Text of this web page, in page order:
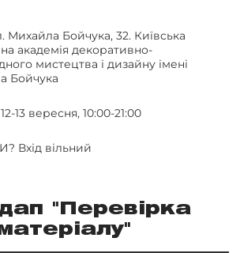
Михайла Бойчука, 32. Київська
академія декоративно-
мистецтва і дизайну імені
Бойчука
13 вересня, 10:00-21:00
Вхід вільний
"Перевірка
матеріалу"